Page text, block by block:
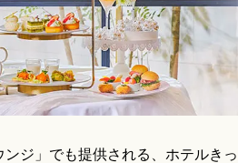
ジ」でも提供される、ホテルきっ